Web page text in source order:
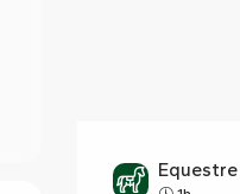
Equestre